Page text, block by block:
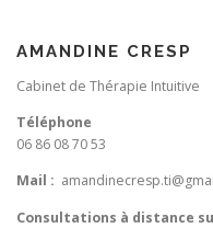
AMANDINE CRESP
Cabinet de Thérapie Intuitive
Téléphone
06 86 08 70 53
Mail :
Consultations à distance